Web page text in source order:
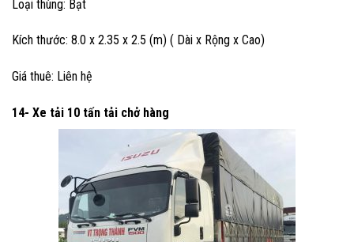
Loại thùng: Bạt
Kích thước: 8.0 x 2.35 x 2.5 (m) ( Dài x Rộng x Cao)
Giá thuê: Liên hệ
14- Xe tải 10 tấn tải chở hàng